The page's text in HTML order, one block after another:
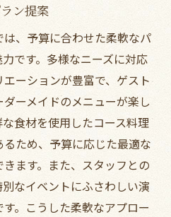
ン提案
、予算に合わせた柔軟なパ
です。多様なニーズに対応
ーションが豊富で、ゲスト
ーメイドのメニューが楽し
食材を使用したコース料理
ため、予算に応じた最適な
ます。また、スタッフとの
なイベントにふさわしい演
。こうした柔軟なアプロー